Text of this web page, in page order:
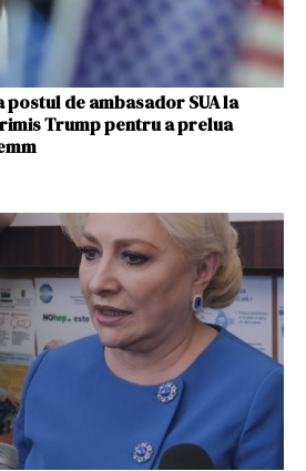
postul de ambasador SUA la
Trump pentru a prelua